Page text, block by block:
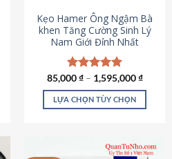
được
chọn
trên
trang
sản
phẩm
Kẹo Hamer Ông Ngậm Bà
khen Tăng Cường Sinh Lý
Nam Giới Đỉnh Nhất
Được xếp
hạng5.00
5 sao
85,000₫– 1,595,000₫
LỰA CHỌN TÙY CHỌN
này